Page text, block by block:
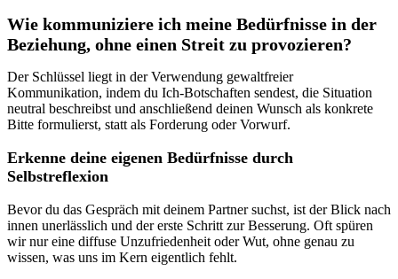
Wie kommuniziere ich meine Bedürfnisse in der
Beziehung, ohne einen Streit zu provozieren?
Der Schlüssel liegt in der Verwendung gewaltfreier
Kommunikation, indem du Ich-Botschaften sendest, die Situation
neutral beschreibst und anschließend deinen Wunsch als konkrete
Bitte formulierst, statt als Forderung oder Vorwurf.
Erkenne deine eigenen Bedürfnisse durch
Selbstreflexion
Bevor du das Gespräch mit deinem Partner suchst, ist der Blick nach
innen unerlässlich und der erste Schritt zur Besserung. Oft spüren
wir nur eine diffuse Unzufriedenheit oder Wut, ohne genau zu
wissen, was uns im Kern eigentlich fehlt.